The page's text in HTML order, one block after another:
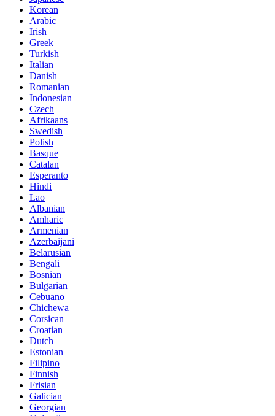
Korean
Arabic
Irish
Greek
Turkish
Italian
Danish
Romanian
Indonesian
Czech
Afrikaans
Swedish
Polish
Basque
Catalan
Esperanto
Hindi
Lao
Albanian
Amharic
Armenian
Azerbaijani
Belarusian
Bengali
Bosnian
Bulgarian
Cebuano
Chichewa
Corsican
Croatian
Dutch
Estonian
Filipino
Finnish
Frisian
Galician
Georgian